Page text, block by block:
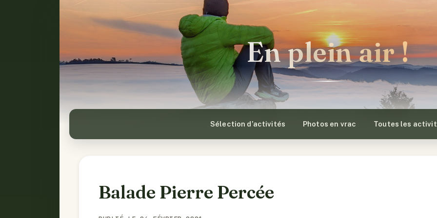
En plein air !
Sélection d’activités Photos en vrac Toutes les
Balade Pierre Percée